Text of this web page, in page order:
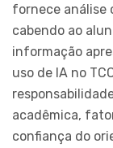
fornece análise
cabendo ao
informação
uso de IA no
acadêmica,
confiança do